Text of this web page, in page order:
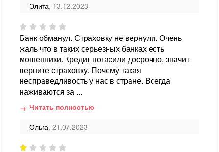
Элита, 13.12.2023
Банк обманул. Страховку не вернули. Очень
жаль что в таких серьезных банках есть
мошенники. Кредит погасили досрочно, значит
верните страховку. Почему такая
несправедливость у нас в стране. Всегда
наживаются за ...
Читать полностью
Ольга, 21.07.2023